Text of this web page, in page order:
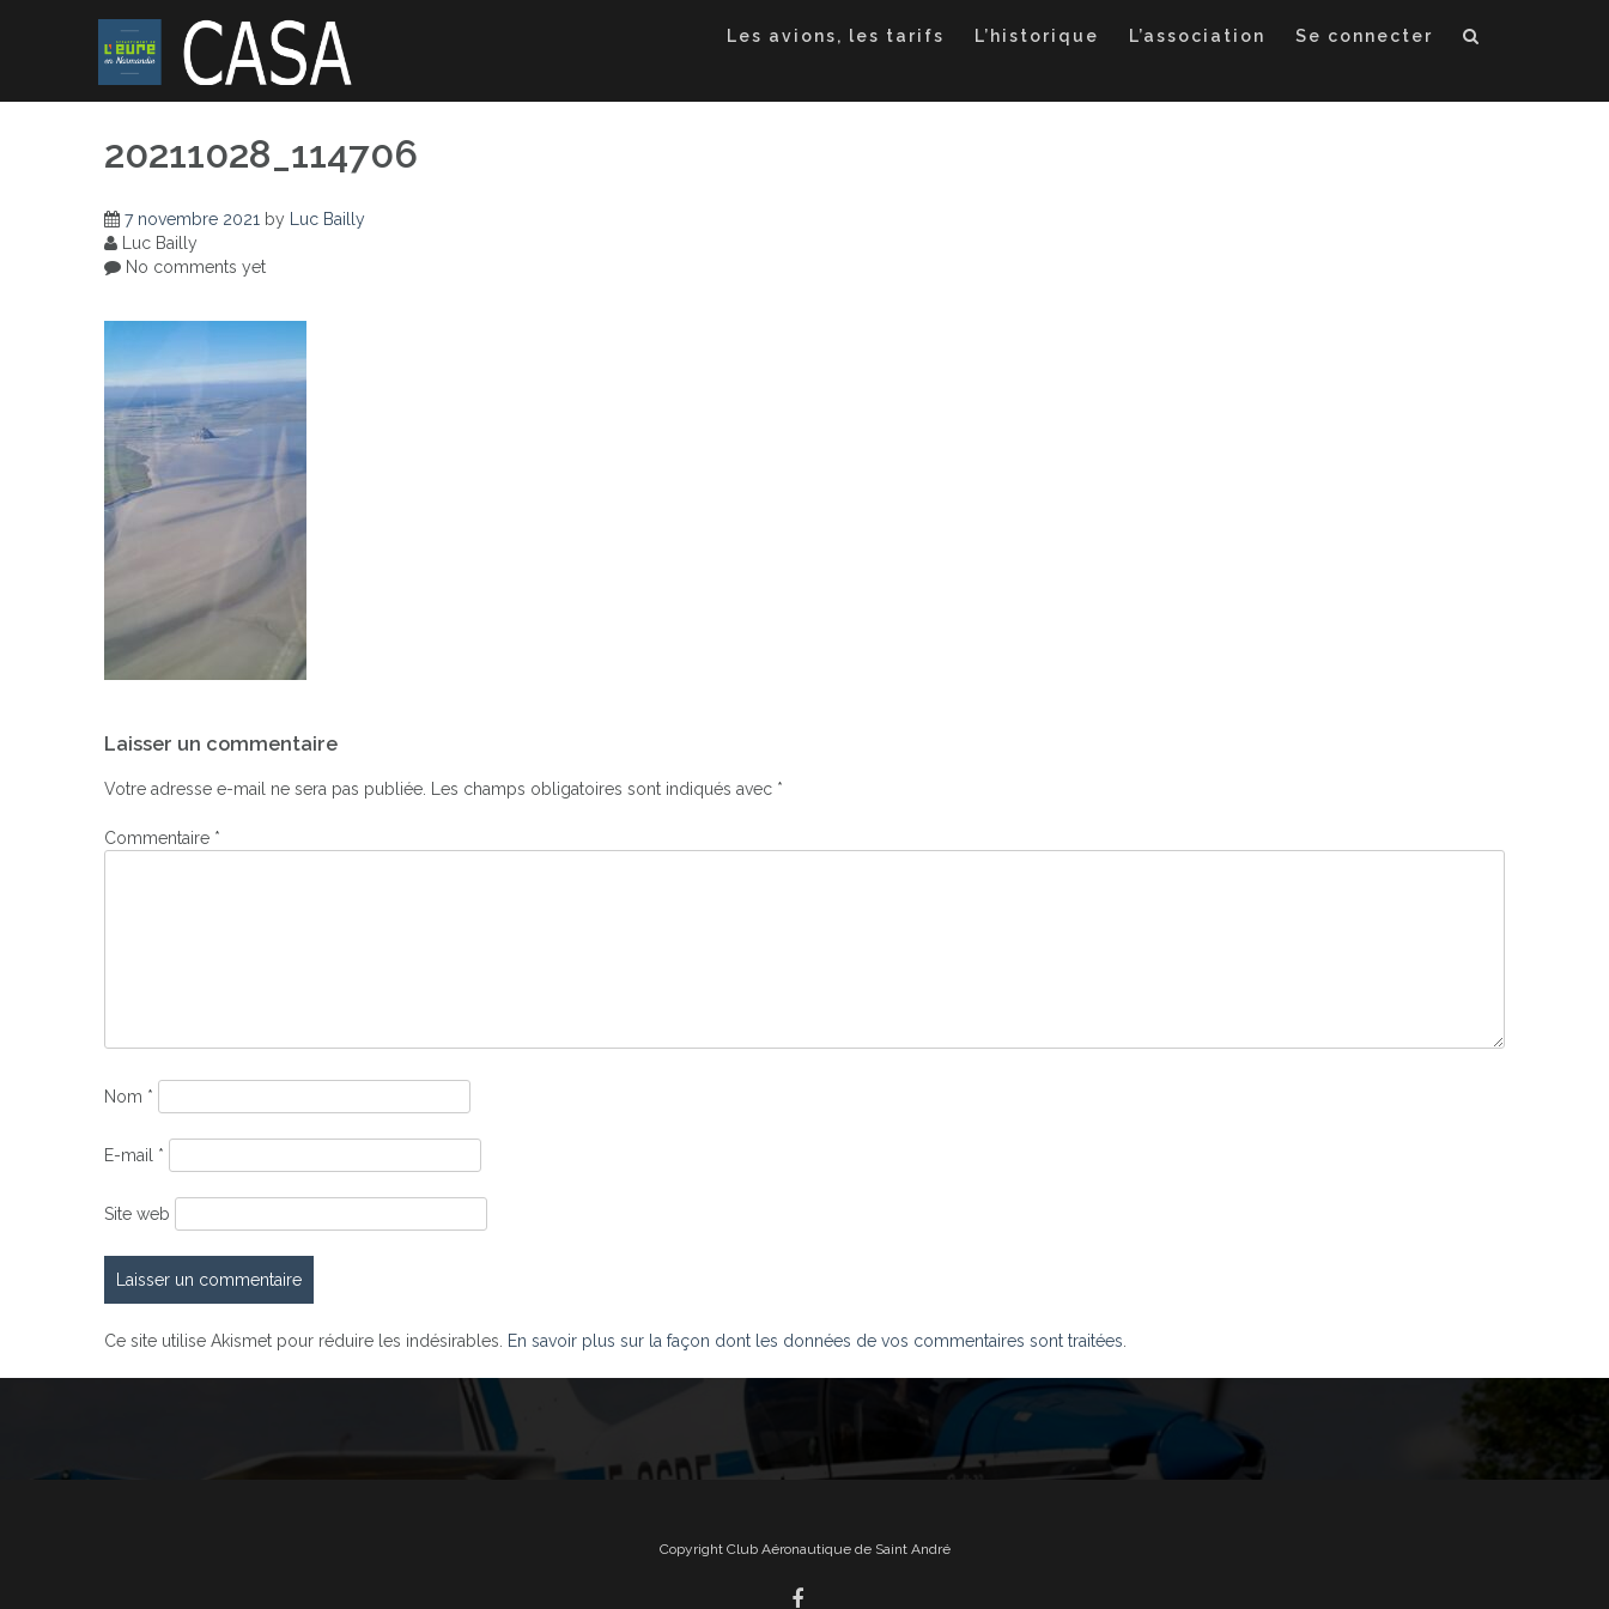
Les avions, les tarifs L’historique L’association Se connecter
20211028_114706
7 novembre 2021 by
Luc Bailly
Luc Bailly
No comments yet
de
l’article
Laisser un commentaire
Votre adresse e-mail ne sera pas publiée. Les champs obligatoires sont indiqués avec *
Commentaire *
Nom *
E-mail *
Site web
Ce site utilise Akismet pour réduire les indésirables. En savoir plus sur la façon dont les données de vos commentaires sont traitées.
Copyright Club Aéronautique de Saint André